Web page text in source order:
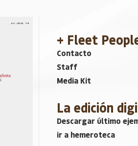
+ Fleet
Contacto
Staff
Media Kit
La edición
Descargar último
ir a hemeroteca